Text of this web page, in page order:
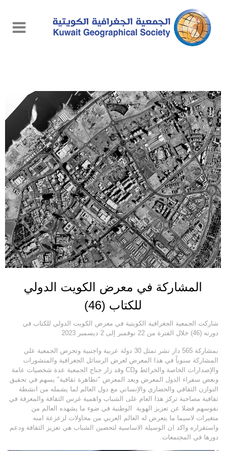
المشاركة في معرض الكويت الدولي
للكتاب (46)
شاركت الجمعية الجغرافية الكويتية في معرض الكويت الدولي للكتاب في
دورته (46) خلال الفترة من 22 نوفمبر إلى 2 ديسمبر 2023
بمشاركة 565 دار نشر تمثل 30 دولة عربية واجنبية وتحرص الجمعية علي
المشاركة سنوياً في هذا المعرض لعرض الرسائل الجغرافية والمنشورات
والإصدارات الخاصة والخرائط وCD وقد زار جناح الجمعية عدة شخصيات عامة
وبعض سفراء الدول المعرض ويعد المعرض "تظاهرة ثقافية" يسهم في تحقيق
التوازن الثقافي والحضاري والإنساني مع دول العالم لما يشمله من انشطة
ثقافية مصاحبة تركز هذا العام على الشباب واهمية غرس الثقافة والمعرفة في
نفوسهم فضلا عن تعزيز الهوية الوطنية في ضوء ما يشهده العالم من
متغيرات لاسيما ما يتعرض له العالم العربي من محاولات لزعزعة امنه
واستقراره واكد ان الوسيلة الاساسية لتحصين الشباب هي تعزيز الثقافة ودعم
دورها في المجتمعات.